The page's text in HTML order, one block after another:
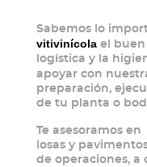
Sabemos lo
vitivinícola el buen
logística y la
apoyar con
preparación,
de tu planta o
Te asesoramos
losas y
de operaciones, a